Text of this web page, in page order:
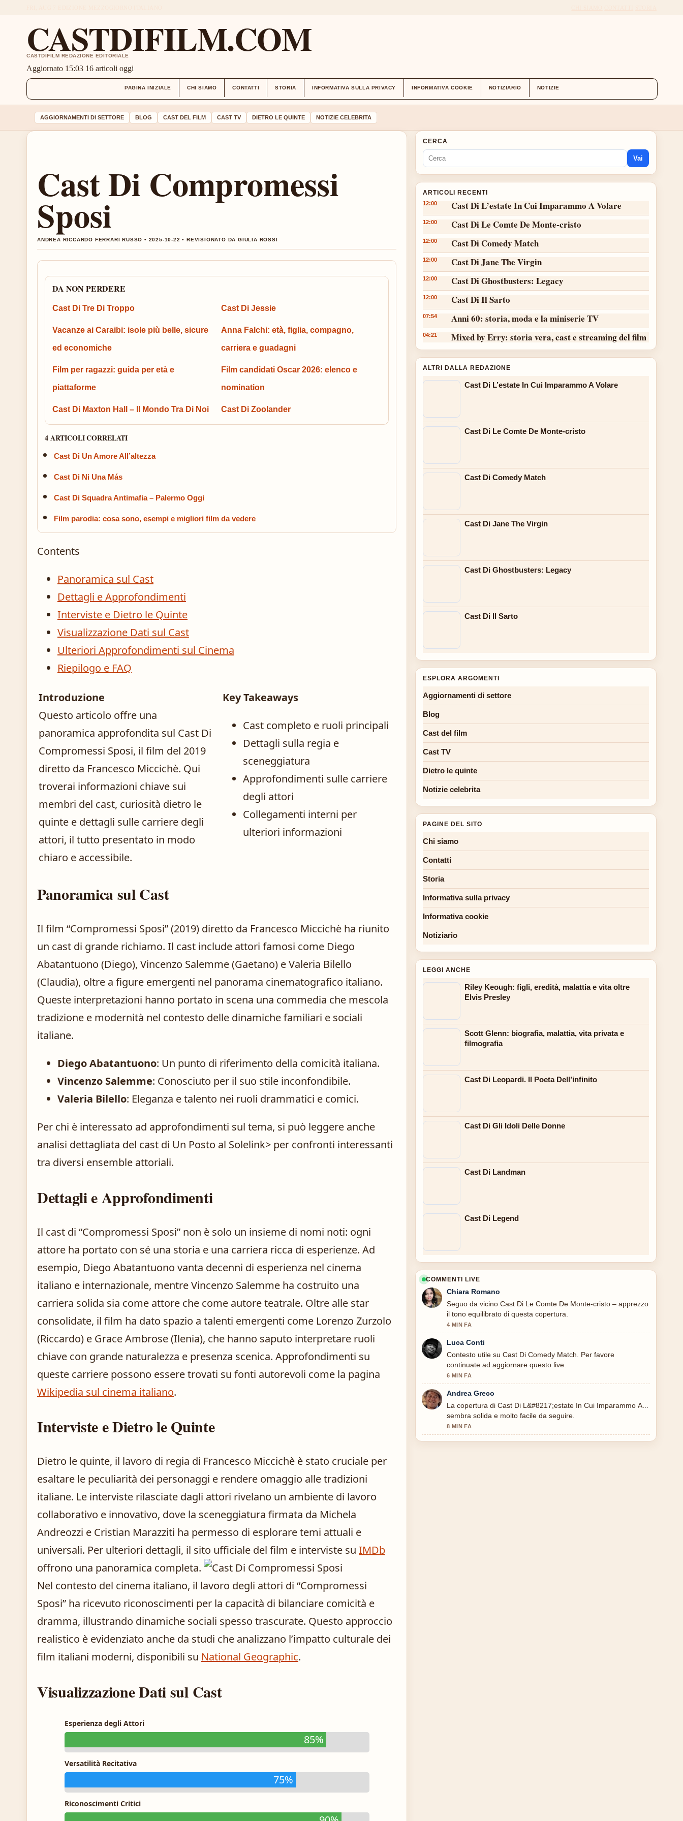
CASTDIFILM.COM
CASTDIFILM REDAZIONE EDITORIALE
Aggiornato 15:03 16 articoli oggi
PAGINA INIZIALE CHI SIAMO CONTATTI STORIA INFORMATIVA SULLA PRIVACY INFORMATIVA COOKIE NOTIZIARIO NOTIZIE
AGGIORNAMENTI DI SETTORE BLOG CAST DEL FILM CAST TV DIETRO LE QUINTE NOTIZIE CELEBRITA
Cast Di Compromessi
Sposi
ANDREA RICCARDO FERRARI RUSSO • 2025-10-22 • REVISIONATO DA GIULIA ROSSI
DA NON PERDERE
Cast Di Tre Di Troppo Cast Di Jessie
Vacanze ai Caraibi: isole più belle, sicure
ed economiche
Anna Falchi: età, figlia, compagno,
carriera e guadagni
Film per ragazzi: guida per età e
piattaforme
Film candidati Oscar 2026: elenco e
nomination
Cast Di Maxton Hall – Il Mondo Tra Di Noi Cast Di Zoolander
4 ARTICOLI CORRELATI
Cast Di Un Amore All’altezza
Cast Di Ni Una Más
Cast Di Squadra Antimafia – Palermo Oggi
Film parodia: cosa sono, esempi e migliori film da vedere
Contents
Panoramica sul Cast
Dettagli e Approfondimenti
Interviste e Dietro le Quinte
Visualizzazione Dati sul Cast
Ulteriori Approfondimenti sul Cinema
Riepilogo e FAQ
Introduzione
Questo articolo offre una
panoramica approfondita sul Cast Di
Compromessi Sposi, il film del 2019
diretto da Francesco Miccichè. Qui
troverai informazioni chiave sui
membri del cast, curiosità dietro le
quinte e dettagli sulle carriere degli
attori, il tutto presentato in modo
chiaro e accessibile.
Key Takeaways
Cast completo e ruoli principali
Dettagli sulla regia e
sceneggiatura
Approfondimenti sulle carriere
degli attori
Collegamenti interni per
ulteriori informazioni
Panoramica sul Cast
Il film “Compromessi Sposi” (2019) diretto da Francesco Miccichè ha riunito
un cast di grande richiamo. Il cast include attori famosi come Diego
Abatantuono (Diego), Vincenzo Salemme (Gaetano) e Valeria Bilello
(Claudia), oltre a figure emergenti nel panorama cinematografico italiano.
Queste interpretazioni hanno portato in scena una commedia che mescola
tradizione e modernità nel contesto delle dinamiche familiari e sociali
italiane.
Diego Abatantuono: Un punto di riferimento della comicità italiana.
Vincenzo Salemme: Conosciuto per il suo stile inconfondibile.
Valeria Bilello: Eleganza e talento nei ruoli drammatici e comici.
Per chi è interessato ad approfondimenti sul tema, si può leggere anche
analisi dettagliata del cast di Un Posto al Solelink> per confronti interessanti
tra diversi ensemble attoriali.
Dettagli e Approfondimenti
Il cast di “Compromessi Sposi” non è solo un insieme di nomi noti: ogni
attore ha portato con sé una storia e una carriera ricca di esperienze. Ad
esempio, Diego Abatantuono vanta decenni di esperienza nel cinema
italiano e internazionale, mentre Vincenzo Salemme ha costruito una
carriera solida sia come attore che come autore teatrale. Oltre alle star
consolidate, il film ha dato spazio a talenti emergenti come Lorenzo Zurzolo
(Riccardo) e Grace Ambrose (Ilenia), che hanno saputo interpretare ruoli
chiave con grande naturalezza e presenza scenica. Approfondimenti su
queste carriere possono essere trovati su fonti autorevoli come la pagina
Wikipedia sul cinema italiano.
Interviste e Dietro le Quinte
Dietro le quinte, il lavoro di regia di Francesco Miccichè è stato cruciale per
esaltare le peculiarità dei personaggi e rendere omaggio alle tradizioni
italiane. Le interviste rilasciate dagli attori rivelano un ambiente di lavoro
collaborativo e innovativo, dove la sceneggiatura firmata da Michela
Andreozzi e Cristian Marazziti ha permesso di esplorare temi attuali e
universali. Per ulteriori dettagli, il sito ufficiale del film e interviste su IMDb
offrono una panoramica completa.
Nel contesto del cinema italiano, il lavoro degli attori di “Compromessi
Sposi” ha ricevuto riconoscimenti per la capacità di bilanciare comicità e
dramma, illustrando dinamiche sociali spesso trascurate. Questo approccio
realistico è evidenziato anche da studi che analizzano l’impatto culturale dei
film italiani moderni, disponibili su National Geographic.
Visualizzazione Dati sul Cast
Esperienza degli Attori
85%
Versatilità Recitativa
75%
Riconoscimenti Critici
CERCA
Vai
ARTICOLI RECENTI
12:00 Cast Di L’estate In Cui Imparammo A Volare
12:00 Cast Di Le Comte De Monte-cristo
12:00 Cast Di Comedy Match
12:00 Cast Di Jane The Virgin
12:00 Cast Di Ghostbusters: Legacy
12:00 Cast Di Il Sarto
07:54 Anni 60: storia, moda e la miniserie TV
04:21 Mixed by Erry: storia vera, cast e streaming del film
ALTRI DALLA REDAZIONE
Cast Di L’estate In Cui Imparammo A Volare
Cast Di Le Comte De Monte-cristo
Cast Di Comedy Match
Cast Di Jane The Virgin
Cast Di Ghostbusters: Legacy
Cast Di Il Sarto
ESPLORA ARGOMENTI
Aggiornamenti di settore
Blog
Cast del film
Cast TV
Dietro le quinte
Notizie celebrita
PAGINE DEL SITO
Chi siamo
Contatti
Storia
Informativa sulla privacy
Informativa cookie
Notiziario
LEGGI ANCHE
Riley Keough: figli, eredità, malattia e vita oltre
Elvis Presley
Scott Glenn: biografia, malattia, vita privata e
filmografia
Cast Di Leopardi. Il Poeta Dell’infinito
Cast Di Gli Idoli Delle Donne
Cast Di Landman
Cast Di Legend
COMMENTI LIVE
Chiara Romano
Seguo da vicino Cast Di Le Comte De Monte-cristo – apprezzo
il tono equilibrato di questa copertura.
4 MIN FA
Luca Conti
Contesto utile su Cast Di Comedy Match. Per favore
continuate ad aggiornare questo live.
6 MIN FA
Andrea Greco
La copertura di Cast Di L&#8217;estate In Cui Imparammo A...
sembra solida e molto facile da seguire.
8 MIN FA